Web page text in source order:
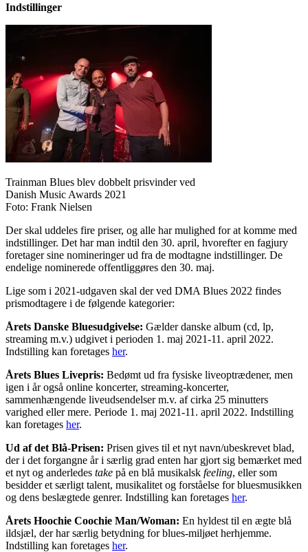
Indstillinger
Trainman Blues blev dobbelt prisvinder ved
Danish Music Awards 2021
Foto: Frank Nielsen
Der skal uddeles fire priser, og alle har mulighed for at komme med
indstillinger. Det har man indtil den 30. april, hvorefter en fagjury
foretager sine nomineringer ud fra de modtagne indstillinger. De
endelige nominerede offentliggøres den 30. maj.
Lige som i 2021-udgaven skal der ved DMA Blues 2022 findes
prismodtagere i de følgende kategorier:
Årets Danske Bluesudgivelse: Gælder danske album (cd, lp,
streaming m.v.) udgivet i perioden 1. maj 2021-11. april 2022.
Indstilling kan foretages her.
Årets Blues Livepris: Bedømt ud fra fysiske liveoptrædener, men
igen i år også online koncerter, streaming-koncerter,
sammenhængende liveudsendelser m.v. af cirka 25 minutters
varighed eller mere. Periode 1. maj 2021-11. april 2022. Indstilling
kan foretages her.
Ud af det Blå-Prisen: Prisen gives til et nyt navn/ubeskrevet blad,
der i det forgangne år i særlig grad enten har gjort sig bemærket med
et nyt og anderledes take på en blå musikalsk feeling, eller som
besidder et særligt talent, musikalitet og forståelse for bluesmusikken
og dens beslægtede genrer. Indstilling kan foretages her.
Årets Hoochie Coochie Man/Woman: En hyldest til en ægte blå
ildsjæl, der har særlig betydning for blues-miljøet herhjemme.
Indstilling kan foretages her.